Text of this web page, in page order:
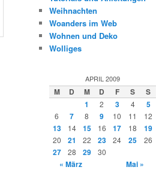
Weihnachten
Woanders im Web
Wohnen und Deko
Wolliges
APRIL 2009
M D M D F S
S
1
2 3 4 5
6 7 8 9 10 11 12
13 14 15 16 17 18 19
20 21 22 23 24 25 26
27 28 29 30
« März Mai »